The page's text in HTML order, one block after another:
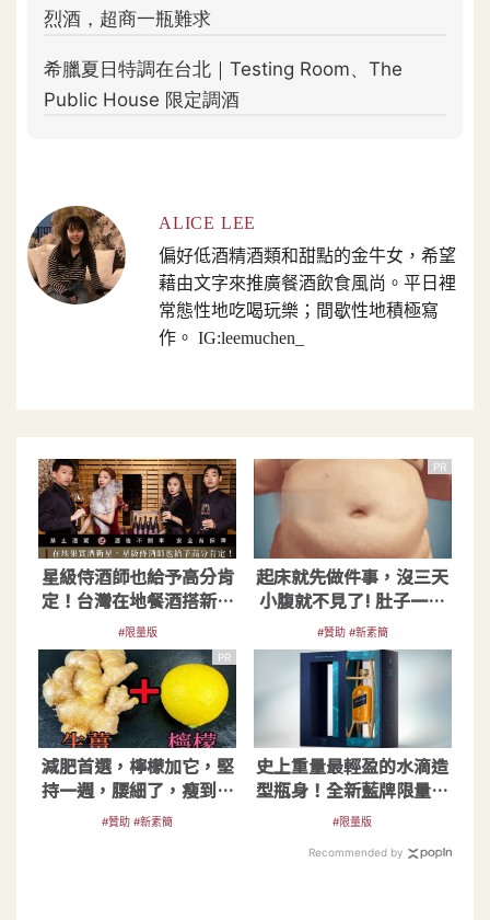
ALICE LEE
偏好低酒精酒類和甜點的金牛女，希望
藉由文字來推廣餐酒飲食風尚。平日裡
常態性地吃喝玩樂；間歇性地積極寫
作。 IG:leemuchen_
星級侍酒師也給予高分肯
定！台灣在地餐酒搭新星
｜ELIXIR紅肉李酒
#限量版
PR
起床就先做件事，沒三天
小腹就不見了! 肚子一天
天變小！
#贊助 #新素簡
PR
減肥首選，檸檬加它，堅
持一週，腰細了，瘦到你
懷疑人生
#贊助 #新素簡
史上重量最輕盈的水滴造
型瓶身！全新藍牌限量突
破之作
#限量版
Recommended by